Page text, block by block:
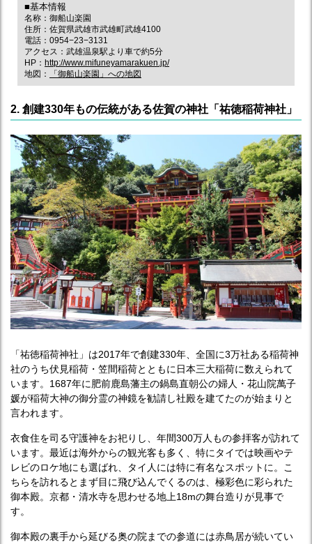
■基本情報
名称：御船山楽園
住所：佐賀県武雄市武雄町武雄4100
電話：0954−23−3131
アクセス：武雄温泉駅より車で約5分
HP： http://www.mifuneyamarakuen.jp/
地図：
「御船山楽園」への地図
2. 創建330年もの伝統がある佐賀の神社「祐徳稲荷神社」
「祐徳稲荷神社」は2017年で創建330年、全国に3万社ある稲荷神
社のうち伏見稲荷・笠間稲荷とともに日本三大稲荷に数えられて
います。1687年に肥前鹿島藩主の鍋島直朝公の婦人・花山院萬子
媛が稲荷大神の御分霊の神鏡を勧請し社殿を建てたのが始まりと
言われます。
衣食住を司る守護神をお祀りし、年間300万人もの参拝客が訪れて
います。最近は海外からの観光客も多く、特にタイでは映画やテ
レビのロケ地にも選ばれ、タイ人には特に有名なスポットに。こ
ちらを訪れるとまず目に飛び込んでくるのは、極彩色に彩られた
御本殿。京都・清水寺を思わせる地上18mの舞台造りが見事で
す。
御本殿の裏手から延びる奥の院までの参道には赤鳥居が続いてい